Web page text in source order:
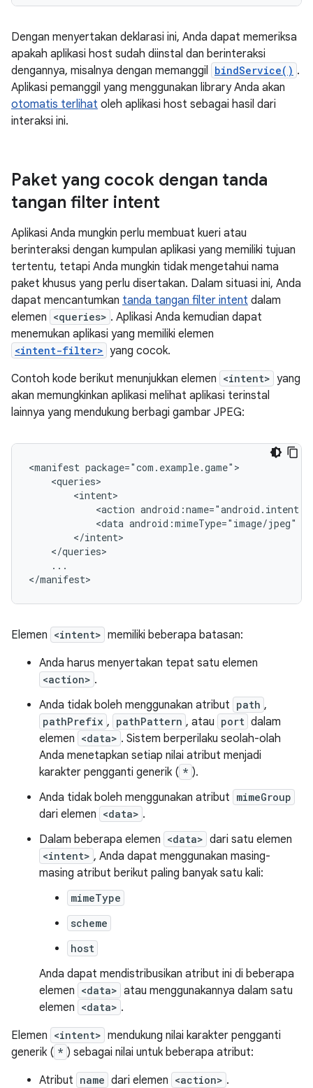
Dengan menyertakan deklarasi ini, Anda dapat memeriksa
apakah aplikasi host sudah diinstal dan berinteraksi
dengannya, misalnya dengan memanggil bindService() .
Aplikasi pemanggil yang menggunakan library Anda akan
otomatis terlihat oleh aplikasi host sebagai hasil dari
interaksi ini.
Paket yang cocok dengan tanda
tangan filter intent
Aplikasi Anda mungkin perlu membuat kueri atau
berinteraksi dengan kumpulan aplikasi yang memiliki tujuan
tertentu, tetapi Anda mungkin tidak mengetahui nama
paket khusus yang perlu disertakan. Dalam situasi ini, Anda
dapat mencantumkan tanda tangan filter intent dalam
elemen <queries> . Aplikasi Anda kemudian dapat
menemukan aplikasi yang memiliki elemen
<intent-filter> yang cocok.
Contoh kode berikut menunjukkan elemen <intent> yang
akan memungkinkan aplikasi melihat aplikasi terinstal
lainnya yang mendukung berbagi gambar JPEG:
<manifest
<action
<data android:mimeType="image/jpeg"
...
</manifest>
Elemen <intent> memiliki beberapa batasan:
Anda harus menyertakan tepat satu elemen
<action> .
Anda tidak boleh menggunakan atribut path ,
pathPrefix , pathPattern , atau port dalam
elemen <data> . Sistem berperilaku seolah-olah
Anda menetapkan setiap nilai atribut menjadi
karakter pengganti generik ( * ).
Anda tidak boleh menggunakan atribut mimeGroup
dari elemen <data> .
Dalam beberapa elemen <data> dari satu elemen
<intent> , Anda dapat menggunakan masing-
masing atribut berikut paling banyak satu kali:
mimeType
scheme
host
Anda dapat mendistribusikan atribut ini di beberapa
elemen <data> atau menggunakannya dalam satu
elemen <data> .
Elemen <intent> mendukung nilai karakter pengganti
generik ( * ) sebagai nilai untuk beberapa atribut:
Atribut name dari elemen <action> .